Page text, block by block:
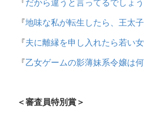
『 だから違うと言ってるでしょう
『地味な私が転生したら、王太
『夫に離縁を申し入れたら若い
『乙女ゲームの影薄妹系令嬢は
＜審査員特別賞＞